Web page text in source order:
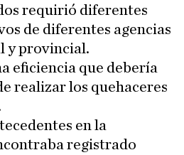
requirió diferentes
de diferentes agencias
y provincial.
eficiencia que debería
realizar los quehaceres
en la
registrado